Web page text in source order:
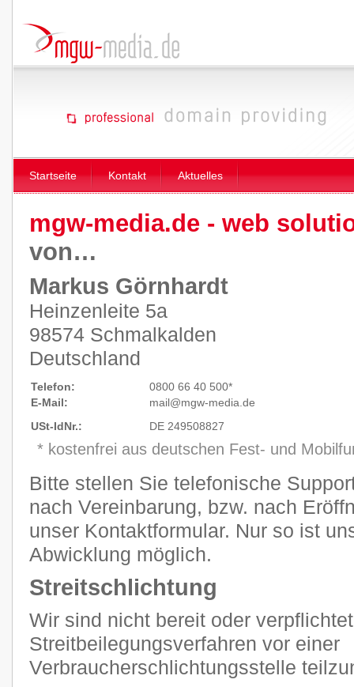
Startseite Kontakt Aktuelles
mgw-media.de - web
von…
Markus Görnhardt
Heinzenleite 5a
98574 Schmalkalden
Deutschland
Telefon:
0800 66 40 500*
E-Mail:
mail@mgw-media.de
USt-IdNr.:
DE 249508827
* kostenfrei aus deutschen Fest- und
Bitte stellen Sie telefonische
nach Vereinbarung, bzw. nach
unser Kontaktformular. Nur so ist
Abwicklung möglich.
Streitschlichtung
Wir sind nicht bereit oder
Streitbeilegungsverfahren vor einer
Verbraucherschlichtungsstelle